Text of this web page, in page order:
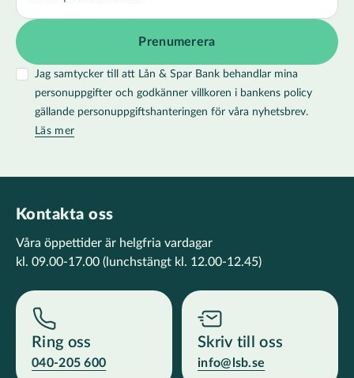
Jag samtycker till att Lån & Spar Bank behandlar mina
personuppgifter och godkänner villkoren i bankens policy
gällande personuppgiftshanteringen för våra nyhetsbrev.
Läs mer
Kontakta oss
Våra öppettider är helgfria vardagar
kl. 09.00-17.00 (lunchstängt kl. 12.00-12.45)
Ring oss
040-205 600
Skriv till oss
info@lsb.se